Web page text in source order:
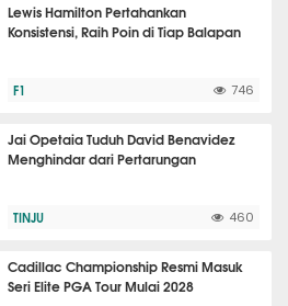
Lewis Hamilton Pertahankan
Konsistensi, Raih Poin di Tiap Balapan
F1 746
Jai Opetaia Tuduh David Benavidez
Menghindar dari Pertarungan
TINJU 460
Cadillac Championship Resmi Masuk
Seri Elite PGA Tour Mulai 2028